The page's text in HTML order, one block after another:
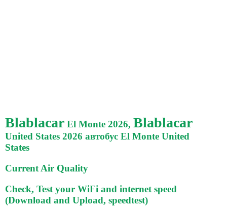
Blablacar El Monte 2026, Blablacar
United States 2026 автобус El Monte United
States
Current Air Quality
Check, Test your WiFi and internet speed
(Download and Upload, speedtest)